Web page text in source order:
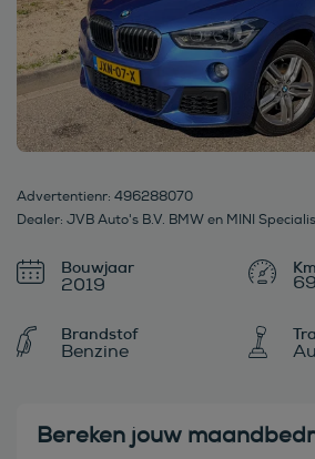
Advertentienr: 496288070
Dealer: JVB Auto's B.V. BMW en MINI
Bouwjaar
2019
Brandstof
Benzine
Bereken jouw